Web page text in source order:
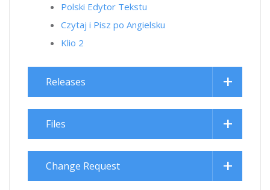
Polski Edytor Tekstu
Czytaj i Pisz po Angielsku
Klio 2
Releases
Files
Change Request